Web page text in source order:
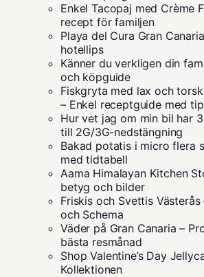
Enkel Tacopaj med Crème
recept för familjen
Playa del Cura Gran
hotellips
Känner du verkligen din
och köpguide
Fiskgryta med lax och
– Enkel receptguide med
Hur vet jag om min bil har
till 2G/3G-nedstängning
Bakad potatis i micro flera
med tidtabell
Aama Himalayan Kitchen
betyg och bilder
Friskis och Svettis
och Schema
Väder på Gran Canaria –
bästa resmånad
Shop Valentine’s Day
Kollektionen